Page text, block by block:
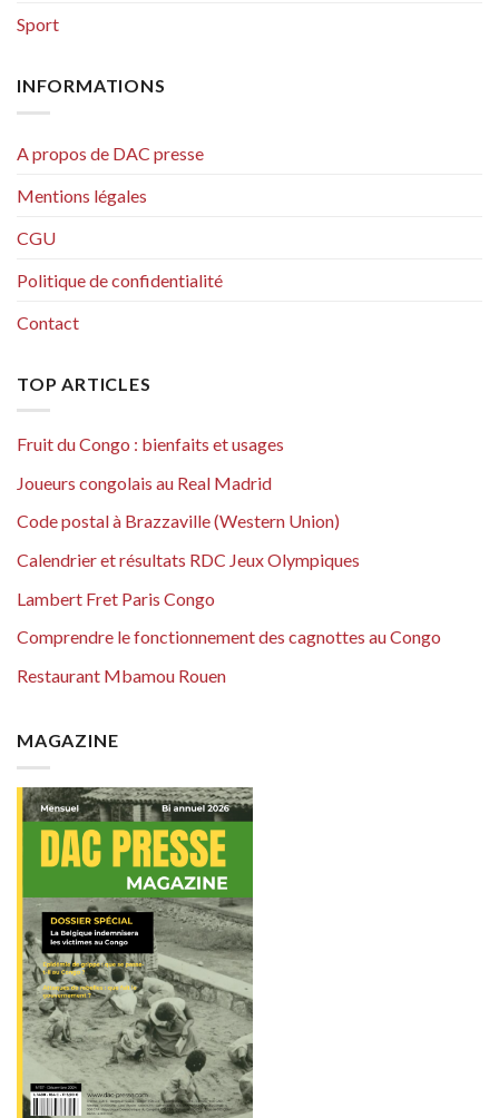
Sport
INFORMATIONS
A propos de DAC presse
Mentions légales
CGU
Politique de confidentialité
Contact
TOP ARTICLES
Fruit du Congo : bienfaits et usages
Joueurs congolais au Real Madrid
Code postal à Brazzaville (Western Union)
Calendrier et résultats RDC Jeux Olympiques
Lambert Fret Paris Congo
Comprendre le fonctionnement des cagnottes au Congo
Restaurant Mbamou Rouen
MAGAZINE